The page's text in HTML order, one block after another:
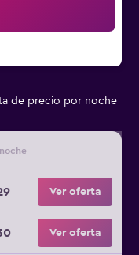
de precio por noche
Ver oferta
Ver oferta